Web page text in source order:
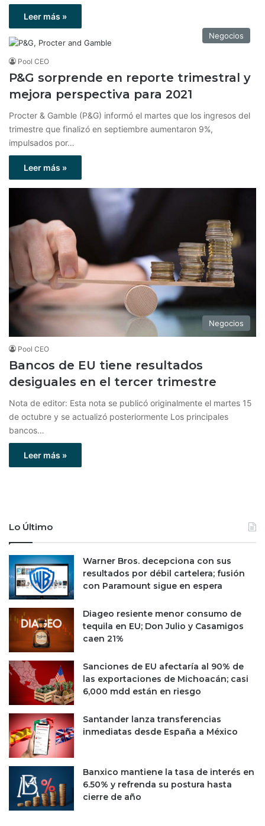
Leer más »
Negocios
Pool CEO
P&G sorprende en reporte trimestral y
mejora perspectiva para 2021
Procter & Gamble (P&G) informó el martes que los ingresos del
trimestre que finalizó en septiembre aumentaron 9%,
impulsados ​​por…
Leer más »
Negocios
Pool CEO
Bancos de EU tiene resultados
desiguales en el tercer trimestre
Nota de editor: Esta nota se publicó originalmente el martes 15
de octubre y se actualizó posteriormente Los principales
bancos…
Leer más »
Lo Último
Warner Bros. decepciona con sus
resultados por débil cartelera; fusión
con Paramount sigue en espera
Diageo resiente menor consumo de
tequila en EU; Don Julio y Casamigos
caen 21%
Sanciones de EU afectaría al 90% de
las exportaciones de Michoacán; casi
6,000 mdd están en riesgo
Santander lanza transferencias
inmediatas desde España a México
Banxico mantiene la tasa de interés en
6.50% y refrenda su postura hasta
cierre de año